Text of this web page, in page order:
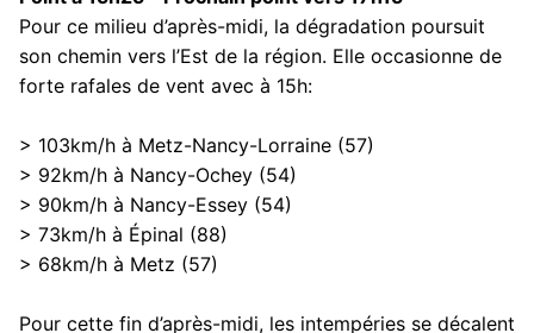
Pour ce milieu d’après-midi, la dégradation poursuit
son chemin vers l’Est de la région. Elle occasionne de
forte rafales de vent avec à 15h:
> 103km/h à Metz-Nancy-Lorraine (57)
> 92km/h à Nancy-Ochey (54)
> 90km/h à Nancy-Essey (54)
> 73km/h à Épinal (88)
> 68km/h à Metz (57)
Pour cette fin d’après-midi, les intempéries se décalent